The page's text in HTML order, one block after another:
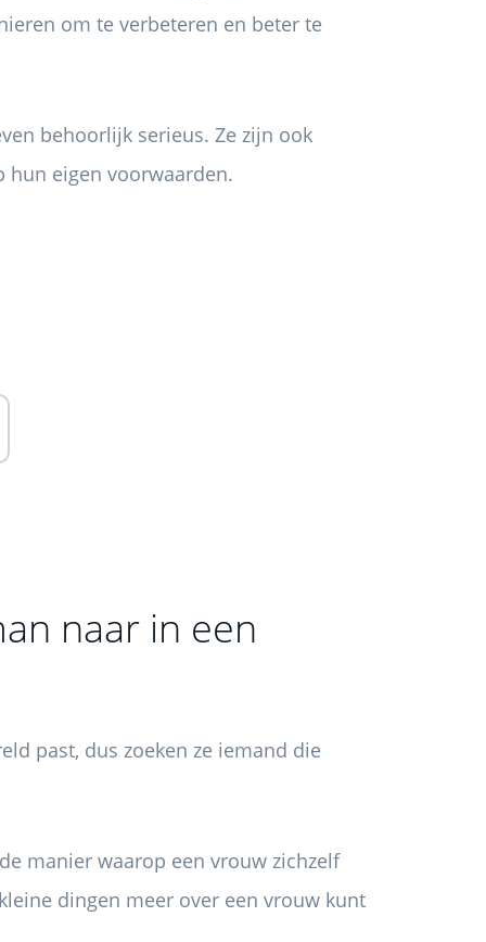
om te verbeteren en beter te
behoorlijk serieus. Ze zijn ook
hun eigen voorwaarden.
naar in een
past, dus zoeken ze iemand die
manier waarop een vrouw zichzelf
dingen meer over een vrouw kunt